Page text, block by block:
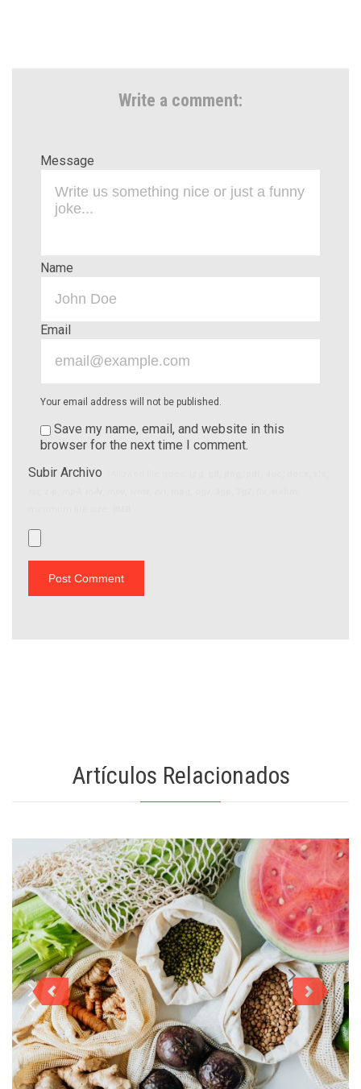
Write a comment:
Message
Name
Email
Your email address will not be published.
Save my name, email, and website in this
browser for the next time I comment.
Subir Archivo
Artículos Relacionados